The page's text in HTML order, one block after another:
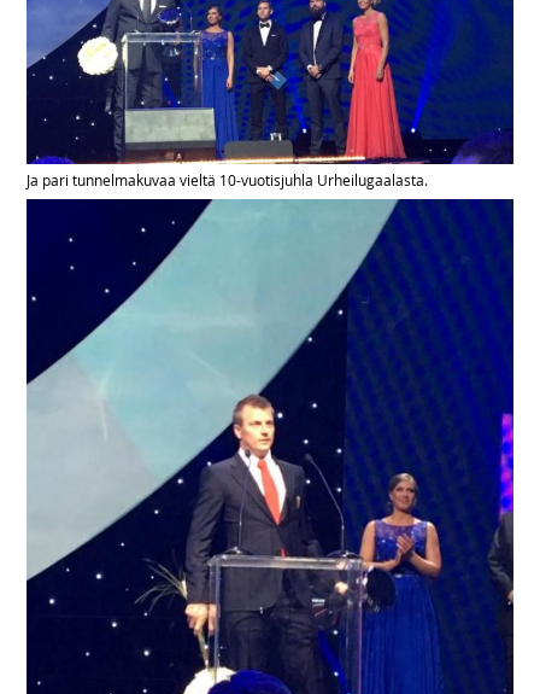
Ja pari tunnelmakuvaa vieltä 10-vuotisjuhla Urheilugaalasta.